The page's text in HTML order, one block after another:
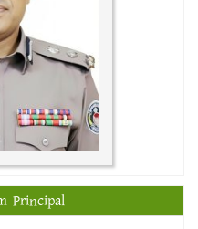
Principal